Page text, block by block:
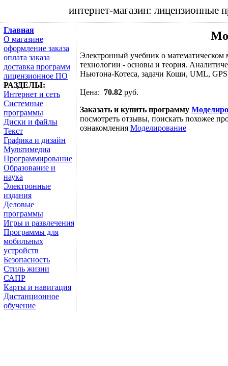
интернет-магазин:
Главная
О магазине
оформление заказа
оплата заказа
доставка программ
лицензионное ПО
РАЗДЕЛЫ:
Интернет и сеть
Системные
программы
Диски и файлы
Текст
Графика и дизайн
Мультимедиа
Программирование
Образование и
наука
Электронные
издания
Деловые
программы
Игры и развлечения
Программы для
мобильных
устройств
Безопасность
Стиль жизни
САПР
Карты и навигация
Дистанционное
обучение
Электронный учебник о
технологии - основы и теория.
Ньютона-Котеса, задачи Коши, UML,
Цена: 70.82 руб.
Заказать и купить программу
посмотреть отзывы, поискать похожее
ознакомления Моделирование